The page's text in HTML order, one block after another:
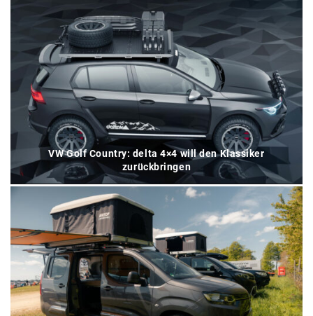
VW Golf Country: delta 4×4 will den Klassiker
zurückbringen